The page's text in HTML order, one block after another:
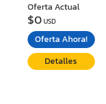
Oferta Actual
$0USD
Oferta Ahora!
Detalles